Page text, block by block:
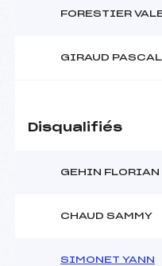
FORESTIER
GIRAUD PASCAL
Disqualifiés
GEHIN FLORIAN
CHAUD SAMMY
SIMONET YANN